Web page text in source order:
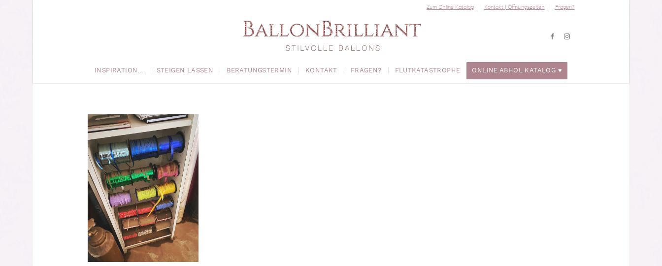
Zum Online Katalog Kontakt | Öffnungszeiten Fragen?
INSPIRATION… STEIGEN LASSEN BERATUNGSTERMIN KONTAKT FRAGEN? FLUTKATASTROPHE ONLINE ABHOL KATALOG ♥